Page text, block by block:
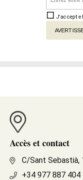
J'accepte
Accès et contact
C/Sant Sebastià,
+34 977 887 404